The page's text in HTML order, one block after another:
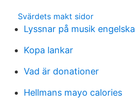
Svärdets makt sidor
Lyssnar på musik engelska
Kopa lankar
Vad är donationer
Hellmans mayo calories